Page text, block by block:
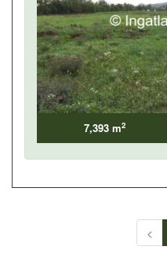
7,393 m2
<